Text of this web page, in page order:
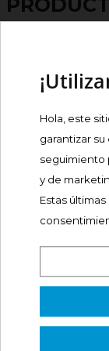
¿Es
Hola, este
garantizar
seguimiento
y de
Estas